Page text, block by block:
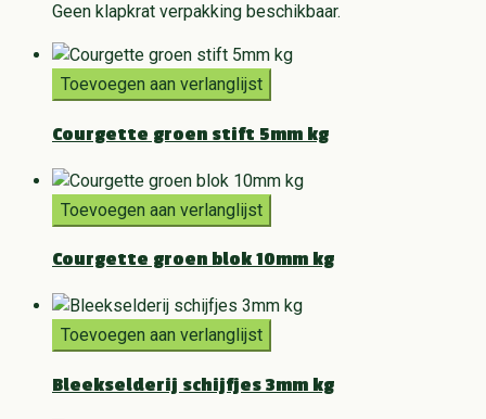
Geen klapkrat verpakking beschikbaar.
Toevoegen aan verlanglijst
Courgette groen stift 5mm kg
Toevoegen aan verlanglijst
Courgette groen blok 10mm kg
Toevoegen aan verlanglijst
Bleekselderij schijfjes 3mm kg